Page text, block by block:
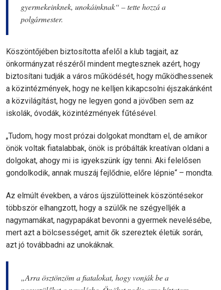
gyermekeinknek, unokáinknak“ – tette hozzá a
polgármester.
Köszöntőjében biztosította afelől a klub tagjait, az
önkormányzat részéről mindent megtesznek azért, hogy
biztosítani tudják a város működését, hogy működhessenek
a közintézmények, hogy ne kelljen kikapcsolni éjszakánként
a közvilágítást, hogy ne legyen gond a jövőben sem az
iskolák, óvodák, közintézmények fűtésével.
„Tudom, hogy most prózai dolgokat mondtam el, de amikor
önök voltak fiatalabbak, önök is próbálták kreatívan oldani a
dolgokat, ahogy mi is igyekszünk így tenni. Aki felelősen
gondolkodik, annak muszáj fejlődnie, előre lépnie“ – mondta.
Az elmúlt években, a város újszülötteinek köszöntésekor
többször elhangzott, hogy a szülők ne szégyelljék a
nagymamákat, nagypapákat bevonni a gyermek nevelésébe,
mert azt a bölcsességet, amit ők szereztek életük során,
azt jó továbbadni az unokáknak.
„Arra ösztönzöm a fiatalokat, hogy vonják be a